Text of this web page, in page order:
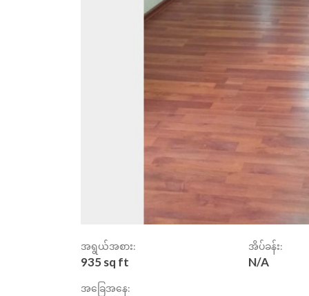
အရွယ်အစား:
935 sq ft
အိပ်ခန်း:
N/A
အခြေအနေ: